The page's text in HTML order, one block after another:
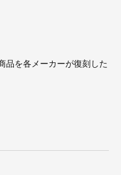
品を各メーカーが復刻した